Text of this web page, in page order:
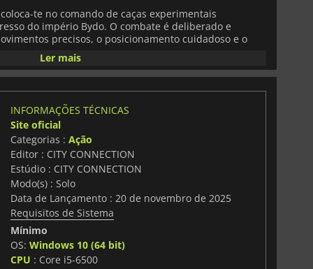
te no comando de caças experimentais
do império Bydo. O combate é deliberado e
precisos, o posicionamento cuidadoso e o
Os jogadores podem escolher entre três naves
e poderosos Ataques Delta que alteram
foi melhorado com uma renderização de alta
permitindo aos jogadores alternar entre o visual
original. A experiência de áudio também foi refinada,
e música com novos arranjos que aprofundam o tom
jogo.
de vida tornam o jogo mais acessível sem
de dificuldade ajustáveis, as ferramentas de treino e
que tanto os recém-chegados como os fãs de
ao seu nível de competência. As funcionalidades do
na nuvem e o suporte total para comandos,
Ler mais
INFORMAÇÕES TÉCNICAS
Site oficial
Categorias : Ação
Editor : CITY CONNECTION
Estúdio : CITY CONNECTION
Modo(s) : Solo
Data de Lançamento : 20 de novembro de 2025
Requisitos de Sistema
Mínimo
OS: Windows 10 (64 bit)
CPU : Core i5-6500